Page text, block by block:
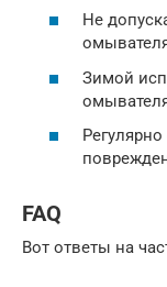
Не
Зимой
FAQ
Вот ответы на